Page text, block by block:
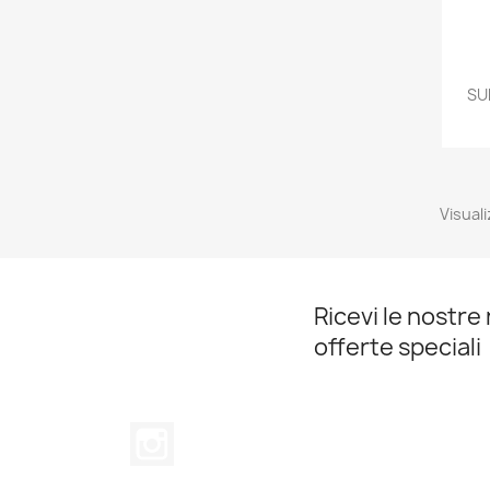
Ricevi le nostre
offerte speciali